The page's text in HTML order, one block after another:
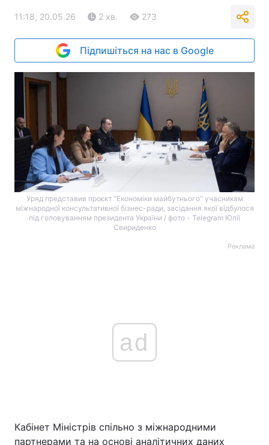
11:18, 20.05.26 2 хв. 273
Підпишіться на нас в Google
Уряд представив проєкт "Економіки майбутнього" учасникам
міжнародної консультативної бізнес-ради, засідання якої відбулося
під головуванням президента України / фото - Telegram Юлії
Свириденко
Реклама
ad
Кабінет Міністрів спільно з міжнародними
партнерами та на основі аналітичних даних